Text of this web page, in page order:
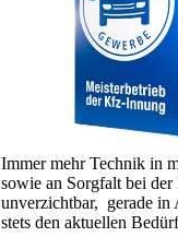
Immer mehr Technik in
sowie an Sorgfalt bei der
unverzichtbar, gerade in
stets den aktuellen